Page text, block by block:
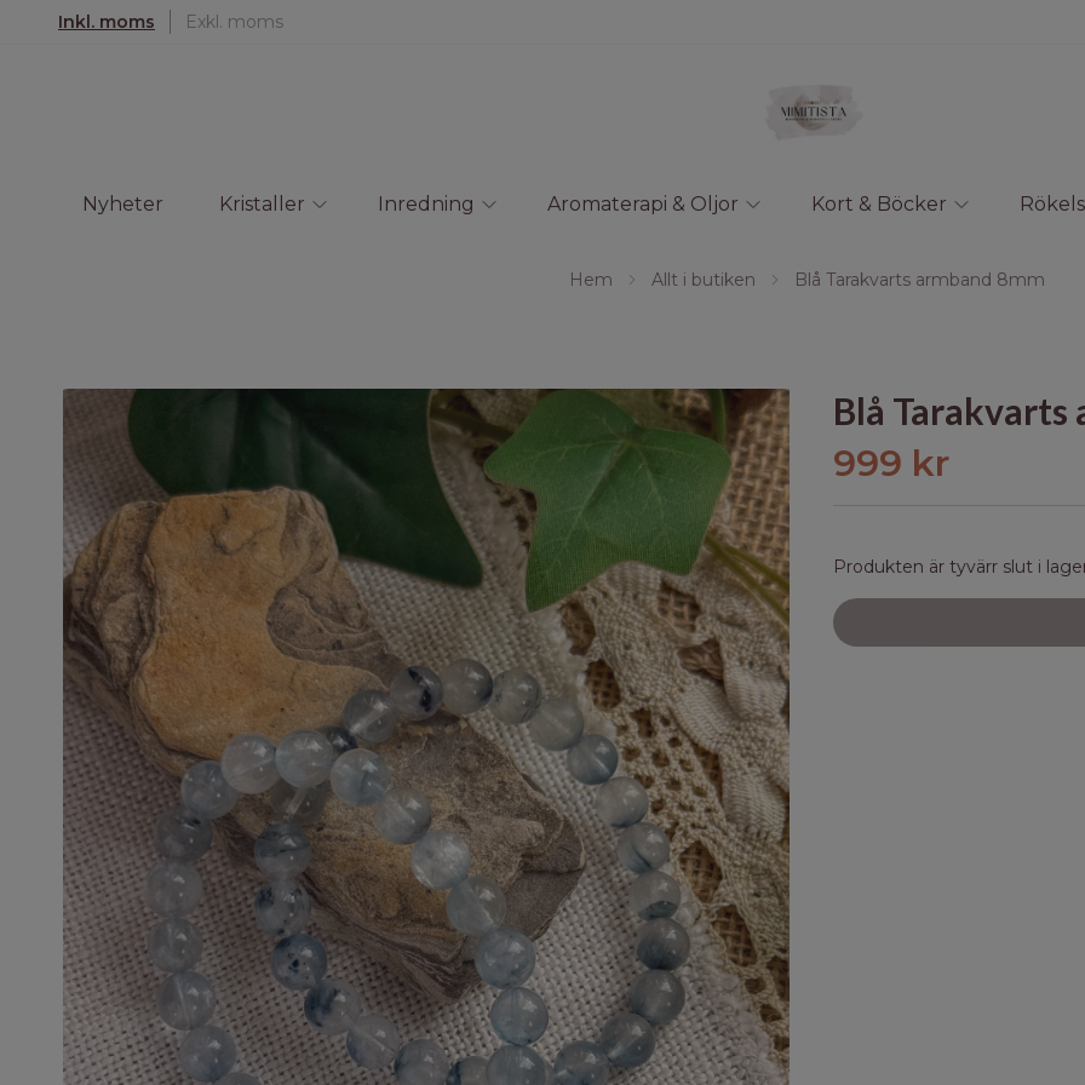
Inkl. moms Exkl. moms
Nyheter Kristaller Inredning Aromaterapi & Oljor Kort & Böcker
Hem Allt i butiken Blå Tarakvarts armband 8mm
Blå Tarakvarts
999 kr
Produkten är tyvärr slut i